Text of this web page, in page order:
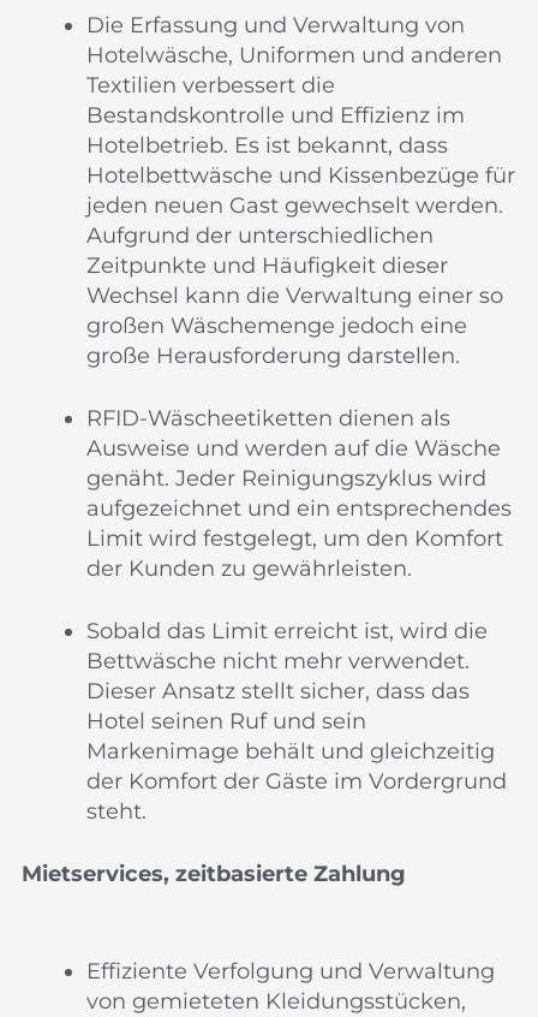
Die Erfassung und Verwaltung von
Hotelwäsche, Uniformen und anderen
Textilien verbessert die
Bestandskontrolle und Effizienz im
Hotelbetrieb. Es ist bekannt, dass
Hotelbettwäsche und Kissenbezüge für
jeden neuen Gast gewechselt werden.
Aufgrund der unterschiedlichen
Zeitpunkte und Häufigkeit dieser
Wechsel kann die Verwaltung einer so
großen Wäschemenge jedoch eine
große Herausforderung darstellen.
RFID-Wäscheetiketten dienen als
Ausweise und werden auf die Wäsche
genäht. Jeder Reinigungszyklus wird
aufgezeichnet und ein entsprechendes
Limit wird festgelegt, um den Komfort
der Kunden zu gewährleisten.
Sobald das Limit erreicht ist, wird die
Bettwäsche nicht mehr verwendet.
Dieser Ansatz stellt sicher, dass das
Hotel seinen Ruf und sein
Markenimage behält und gleichzeitig
der Komfort der Gäste im Vordergrund
steht.
Mietservices, zeitbasierte Zahlung
Effiziente Verfolgung und Verwaltung
von gemieteten Kleidungsstücken,